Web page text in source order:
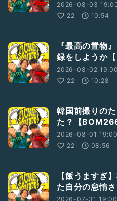
2026-08-03
22
10:54
『最高の置物
録をしようか
2026-08-02
22
10:28
韓国前撮りの
た？【
2026-08-01
22
08:56
【飯うますぎ
た自分の怠惰
2026-07-31